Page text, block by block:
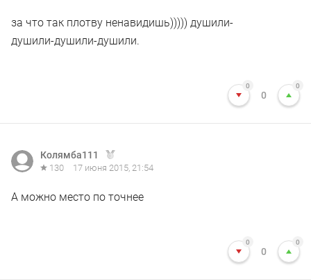
за что так плотву ненавидишь))))) душили-
душили-душили-душили.
0
0
0
Колямба111
130 17 июня 2015, 21:54
А можно место по точнее
0
0
0